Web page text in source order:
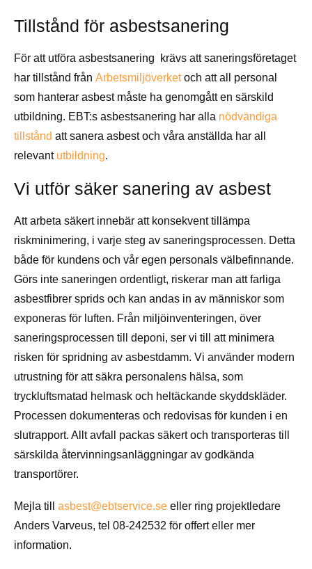
Tillstånd för asbestsanering
För att utföra asbestsanering krävs att saneringsföretaget
har tillstånd från Arbetsmiljöverketoch att all personal
som hanterar asbest måste ha genomgått en särskild
utbildning. EBT:s asbestsanering har alla nödvändiga
tillstånd att sanera asbest och våra anställda har all
relevant utbildning.
Vi utför säker sanering av asbest
Att arbeta säkert innebär att konsekvent tillämpa
riskminimering, i varje steg av saneringsprocessen. Detta
både för kundens och vår egen personals välbefinnande.
Görs inte saneringen ordentligt, riskerar man att farliga
asbestfibrer sprids och kan andas in av människor som
exponeras för luften. Från miljöinventeringen, över
saneringsprocessen till deponi, ser vi till att minimera
risken för spridning av asbestdamm. Vi använder modern
utrustning för att säkra personalens hälsa, som
tryckluftsmatad helmask och heltäckande skyddskläder.
Processen dokumenteras och redovisas för kunden i en
slutrapport. Allt avfall packas säkert och transporteras till
särskilda återvinningsanläggningar av godkända
transportörer.
Mejla till asbest@ebtservice.se eller ring projektledare
Anders Varveus, tel 08-242532 för offert eller mer
information.